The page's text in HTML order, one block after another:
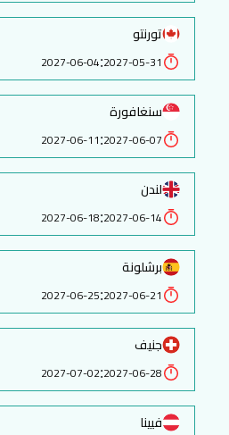
تورنتو
2027-05-31
:
2027-06-04
سنغافورة
2027-06-07
:
2027-06-11
لندن
2027-06-14
:
2027-06-18
برشلونة
2027-06-21
:
2027-06-25
جنيف
2027-06-28
:
2027-07-02
فيينا